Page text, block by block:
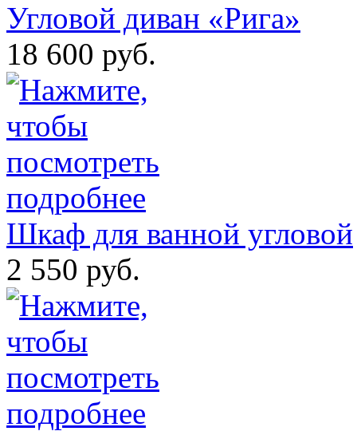
Угловой диван «Рига»
18 600 руб.
Шкаф для ванной угловой
2 550 руб.